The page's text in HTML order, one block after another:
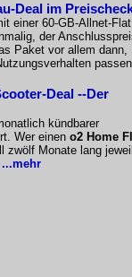
Deal im
einer 60-GB-Allnet-
der
Paket vor allem dann,
Deal --Der
kündbarer
Wer einen o2 Home
zwölf Monate lang
...mehr